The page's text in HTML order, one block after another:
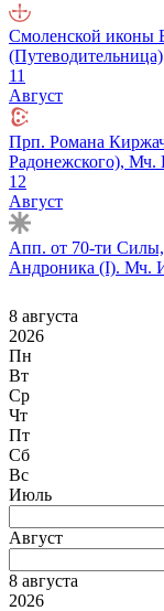
Смоленской иконы
(Путеводительница)
11
Август
Прп. Романа
Радонежского),
12
Август
Апп. от 70-ти
Андроника (I). Мч.
8 августа
2026
Пн
Вт
Ср
Чт
Пт
Сб
Вс
Июль
Август
8 августа
2026